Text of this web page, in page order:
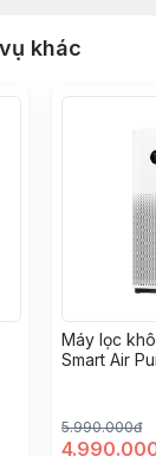
khác
Máy lọc
Smart Air
5.990.000đ